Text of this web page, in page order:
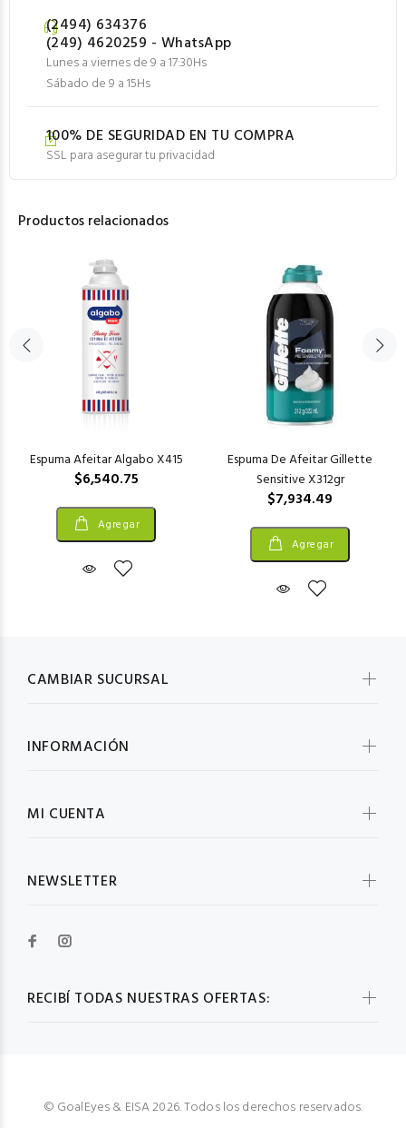
(2494) 634376
(249) 4620259 - WhatsApp
Lunes a viernes de 9 a 17:30Hs
Sábado de 9 a 15Hs
100% DE SEGURIDAD EN TU COMPRA
SSL para asegurar tu privacidad
Productos relacionados
Espuma Afeitar Algabo X415
$6,540.75
Agregar
Espuma De Afeitar Gillette
Sensitive X312gr
$7,934.49
Agregar
RECIBÍ TODAS NUESTRAS OFERTAS:
CAMBIAR SUCURSAL
INFORMACIÓN
MI CUENTA
NEWSLETTER
© GoalEyes & EISA 2026. Todos los derechos reservados.